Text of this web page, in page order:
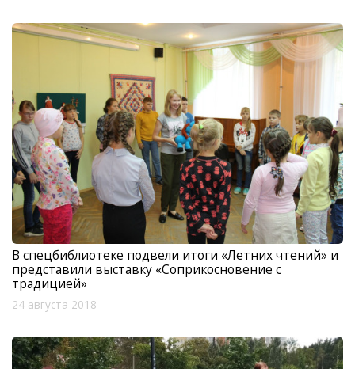
В спецбиблиотеке подвели итоги «Летних чтений» и
представили выставку «Соприкосновение с
традицией»
24 августа 2018